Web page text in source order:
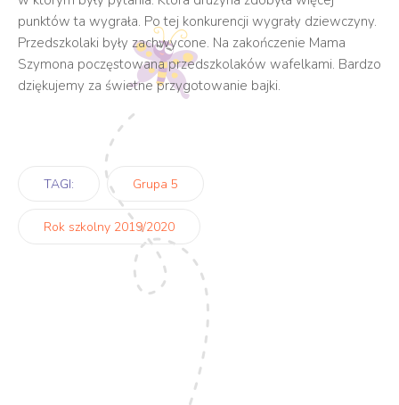
punktów ta wygrała. Po tej konkurencji wygrały dziewczyny.
Przedszkolaki były zachwycone. Na zakończenie Mama
Szymona poczęstowana przedszkolaków wafelkami. Bardzo
dziękujemy za świetne przygotowanie bajki.
TAGI: Grupa 5
Rok szkolny 2019/2020